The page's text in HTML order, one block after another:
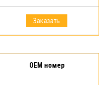
Заказать
OEM номер